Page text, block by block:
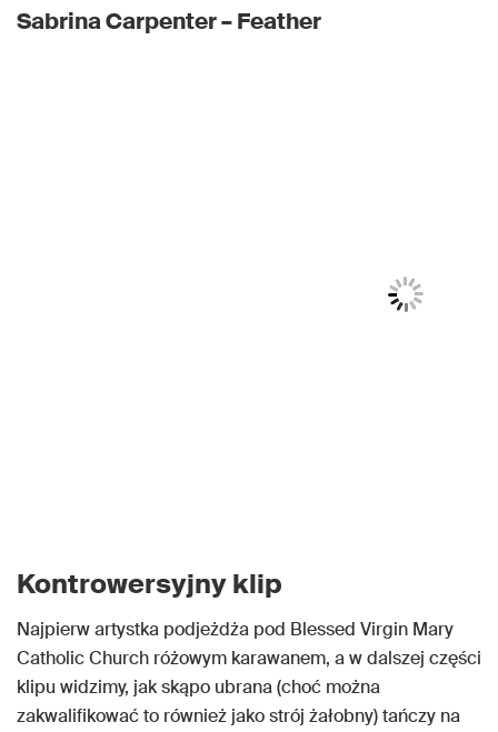
Sabrina Carpenter – Feather
Kontrowersyjny klip
Najpierw artystka podjeżdża pod Blessed Virgin Mary
Catholic Church różowym karawanem, a w dalszej części
klipu widzimy, jak skąpo ubrana (choć można
zakwalifikować to również jako strój żałobny) tańczy na